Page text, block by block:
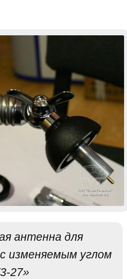
антенна для
изменяемым углом
27»